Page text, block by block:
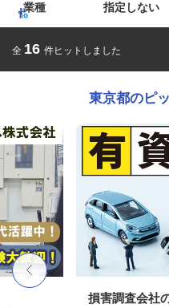
業種 指定しない
全 16 件ヒットしました
東京都のピ
損害調査会社